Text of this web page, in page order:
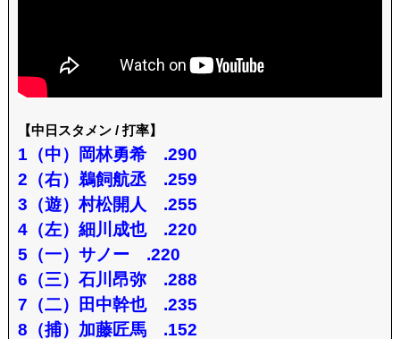
【中日スタメン / 打率】
1（中）岡林勇希 .290
2（右）鵜飼航丞 .259
3（遊）村松開人 .255
4（左）細川成也 .220
5（一）サノー .220
6（三）石川昂弥 .288
7（二）田中幹也 .235
8（捕）加藤匠馬 .152